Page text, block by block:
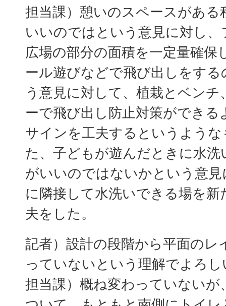
担当課）憩いのスペースがある
いいのではという意見に対し
広場の部分の面積を一定量確保
ール遊びなどで飛び出しをす
う意見に対して、植栽とベン
ーで飛び出し防止対策ができる
サインを工夫するというよう
た、子どもが遊んだときに水
がいいのではないかという意
に隣接して水洗いできる場を
夫をした。
記者）設計の段階から平面のレ
っていないという理解でよろし
担当課）概ね変わっていないが